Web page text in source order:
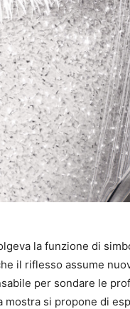
la funzione di
il riflesso assume
per sondare le
mostra si propone di